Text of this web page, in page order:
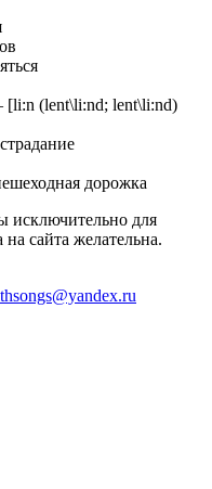
[li:n (lent\li:nd; lent\li:nd)
дорожка
исключительно для
сайта желательна.